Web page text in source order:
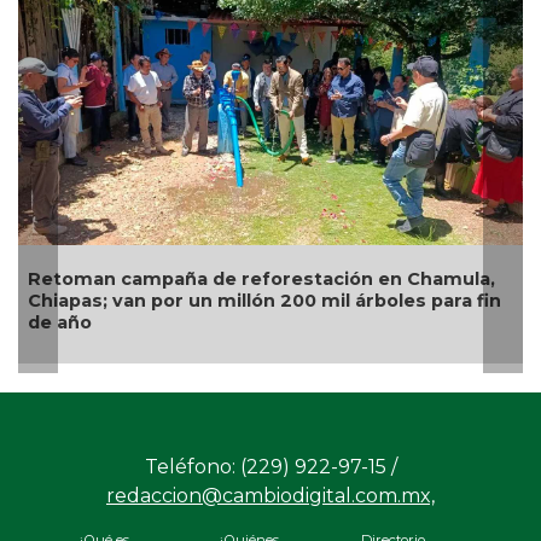
de reforestación en Chamula,
millón 200 mil árboles para fin
Alertan en Puebla por
infectadas de miasis
Teléfono: (229) 922-97-15 /
redaccion@cambiodigital.com.mx,